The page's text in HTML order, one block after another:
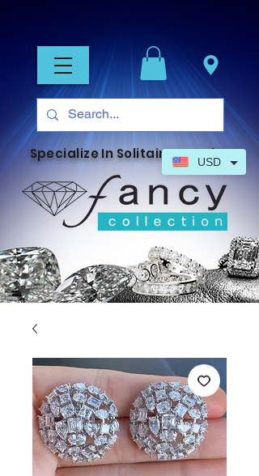
Specialize In Solitaire Jewelry
USD